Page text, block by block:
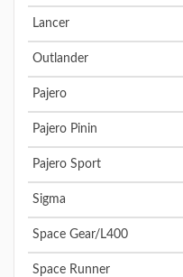
Lancer
Outlander
Pajero
Pajero Pinin
Pajero Sport
Sigma
Space Gear/L400
Space Runner